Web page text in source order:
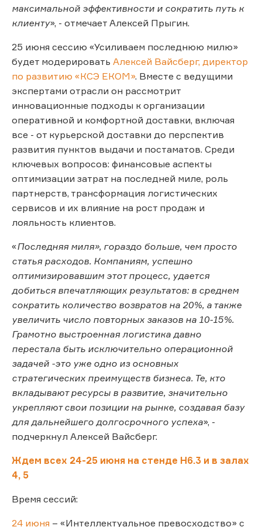
максимальной эффективности и сократить путь к
клиенту», - отмечает Алексей Прыгин.
25 июня сессию «Усиливаем последнюю милю»
будет модерировать Алексей Вайсберг, директор
по развитию «КСЭ EКOM». Вместе с ведущими
экспертами отрасли он рассмотрит
инновационные подходы к организации
оперативной и комфортной доставки, включая
все - от курьерской доставки до перспектив
развития пунктов выдачи и постаматов. Среди
ключевых вопросов: финансовые аспекты
оптимизации затрат на последней миле, роль
партнерств, трансформация логистических
сервисов и их влияние на рост продаж и
лояльность клиентов.
«Последняя миля», гораздо больше, чем просто
статья расходов. Компаниям, успешно
оптимизировавшим этот процесс, удается
добиться впечатляющих результатов: в среднем
сократить количество возвратов на 20%, а также
увеличить число повторных заказов на 10-15%.
Грамотно выстроенная логистика давно
перестала быть исключительно операционной
задачей -это уже одно из основных
стратегических преимуществ бизнеса. Те, кто
вкладывают ресурсы в развитие, значительно
укрепляют свои позиции на рынке, создавая базу
для дальнейшего долгосрочного успеха», -
подчеркнул Алексей Вайсберг.
Ждем всех 24-25 июня на стенде Н6.3 и в залах
4, 5
Время сессий:
24 июня – «Интеллектуальное превосходство» с